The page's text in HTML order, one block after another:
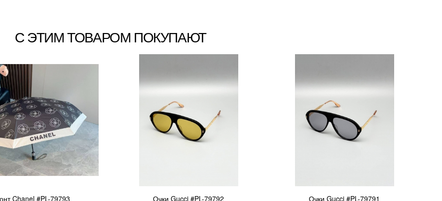
С ЭТИМ ТОВАРОМ ПОКУПАЮТ
Chanel #PL-79793 Очки Gucci #PL-79792 Очки Gucci #PL-79791